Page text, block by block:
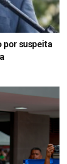
por suspeita